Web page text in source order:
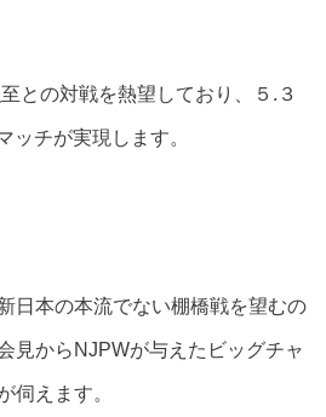
との対戦を熱望しており、５.３
ッチが実現します。
日本の本流でない棚橋戦を望むの
見からNJPWが与えたビッグチャ
伺えます。